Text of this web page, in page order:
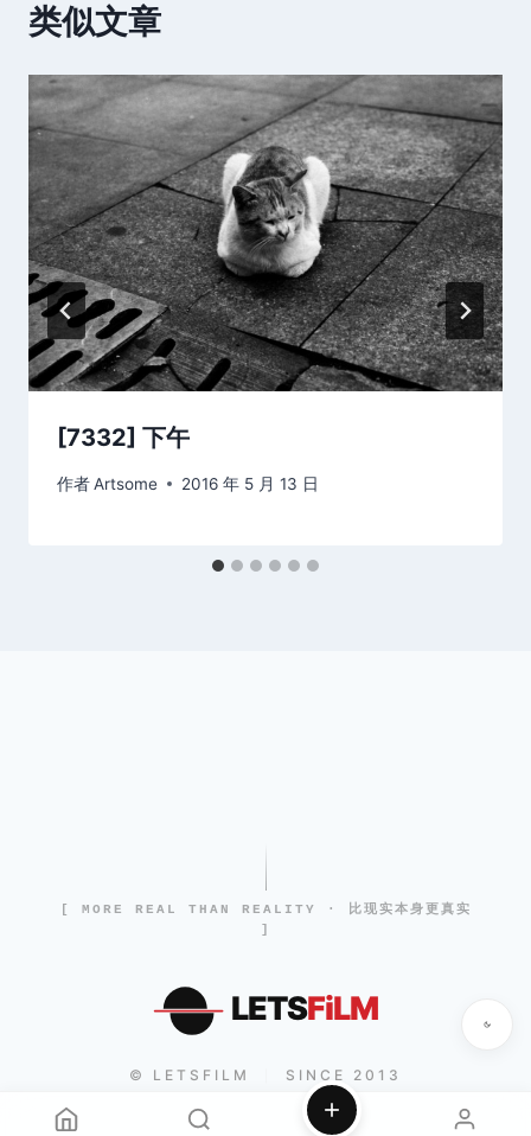
类似文章
[7332] 下午
作者Artsome 2016 年 5 月 13 日
[ MORE REAL THAN REALITY · 比现实本身更真实
]
LETSFiLM
© LETSFILM SINCE 2013